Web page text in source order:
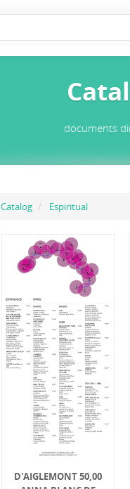
documents
Catalog Espiritual
D'AIGLEMONT 50,00